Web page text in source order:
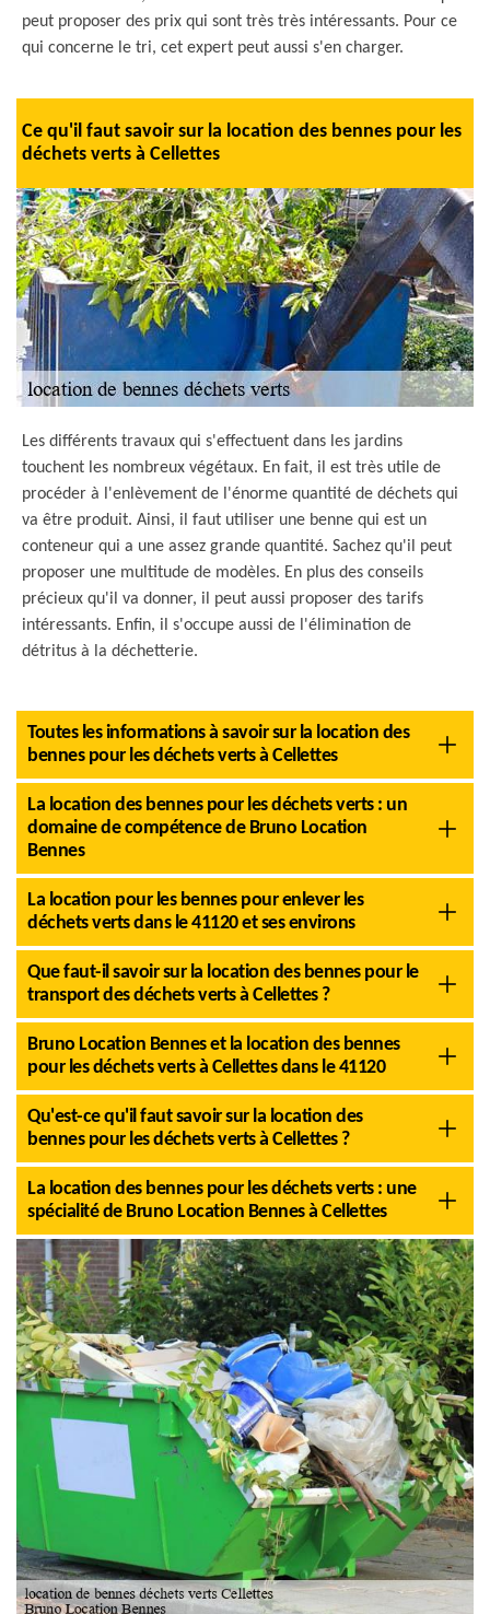
peut proposer des prix qui sont très très intéressants. Pour ce
qui concerne le tri, cet expert peut aussi s'en charger.
Ce qu'il faut savoir sur la location des bennes pour les
déchets verts à Cellettes
Les différents travaux qui s'effectuent dans les jardins
touchent les nombreux végétaux. En fait, il est très utile de
procéder à l'enlèvement de l'énorme quantité de déchets qui
va être produit. Ainsi, il faut utiliser une benne qui est un
conteneur qui a une assez grande quantité. Sachez qu'il peut
proposer une multitude de modèles. En plus des conseils
précieux qu'il va donner, il peut aussi proposer des tarifs
intéressants. Enfin, il s'occupe aussi de l'élimination de
détritus à la déchetterie.
Toutes les informations à savoir sur la location des
bennes pour les déchets verts à Cellettes
La location des bennes pour les déchets verts : un
domaine de compétence de Bruno Location
Bennes
La location pour les bennes pour enlever les
déchets verts dans le 41120 et ses environs
Que faut-il savoir sur la location des bennes pour le
transport des déchets verts à Cellettes ?
Bruno Location Bennes et la location des bennes
pour les déchets verts à Cellettes dans le 41120
Qu'est-ce qu'il faut savoir sur la location des
bennes pour les déchets verts à Cellettes ?
La location des bennes pour les déchets verts : une
spécialité de Bruno Location Bennes à Cellettes